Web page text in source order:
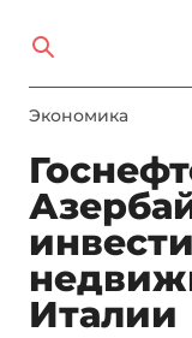
Экономика
Италии